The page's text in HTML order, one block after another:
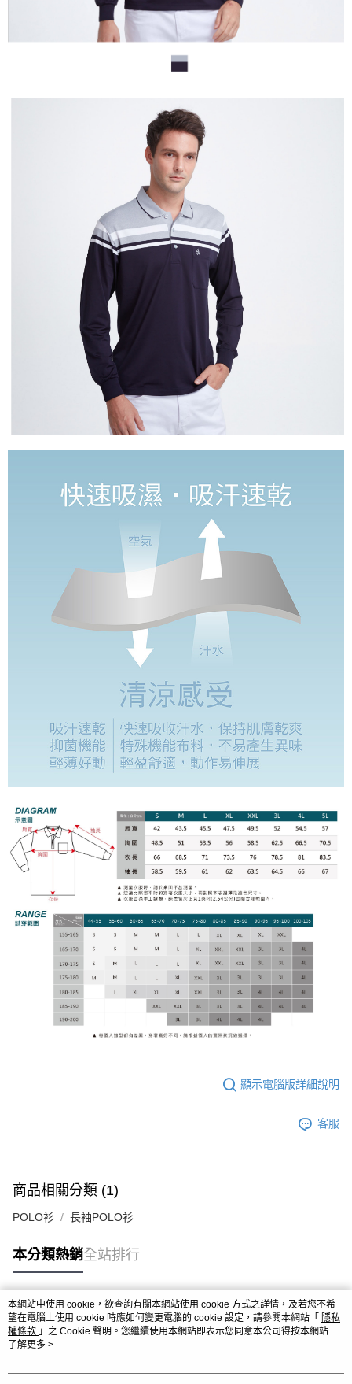
顯示電腦版詳細說明
客服
商品相關分類 (1)
POLO衫 長袖POLO衫
本分類熱銷全站排行
熱門標籤
本網站中使用 cookie，欲查詢有關本網站使用 cookie 方式之詳情，及若您不希
望在電腦上使用 cookie 時應如何變更電腦的 cookie 設定，請參閱本網站「 隱私
權條款 」之 Cookie 聲明。您繼續使用本網站即表示您同意本公司得按本網站使
用條款之 Cookie 聲明使用 cookie。
了解更多 >